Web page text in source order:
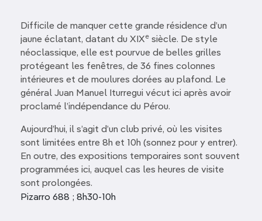
Difficile de manquer cette grande résidence d’un
jaune éclatant, datant du XIXe siècle. De style
néoclassique, elle est pourvue de belles grilles
protégeant les fenêtres, de 36 fines colonnes
intérieures et de moulures dorées au plafond. Le
général Juan Manuel Iturregui vécut ici après avoir
proclamé l’indépendance du Pérou.
Aujourd’hui, il s’agit d’un club privé, où les visites
sont limitées entre 8h et 10h (sonnez pour y entrer).
En outre, des expositions temporaires sont souvent
programmées ici, auquel cas les heures de visite
sont prolongées.
Pizarro 688 ; 8h30-10h